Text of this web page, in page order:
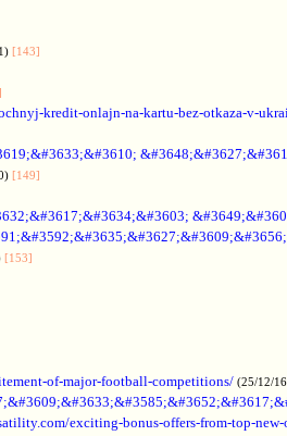
[143]
kredit-onlajn-na-kartu-bez-otkaza-v-
[149]
[153]
of-major-football-competitions/ (25/12/
exciting-bonus-offers-from-top-